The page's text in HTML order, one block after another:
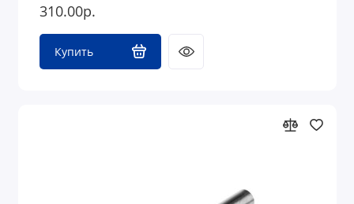
310.00р.
Купить